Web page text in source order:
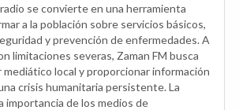
se convierte en una herramienta
a la población sobre servicios básicos,
y prevención de enfermedades. A
limitaciones severas, Zaman FM busca
local y proporcionar información
crisis humanitaria persistente. La
importancia de los medios de